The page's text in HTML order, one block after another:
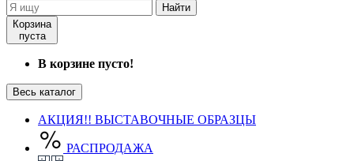
Найти
Корзина
пуста
В корзине пусто!
Весь каталог
АКЦИЯ!! ВЫСТАВОЧНЫЕ ОБРАЗЦЫ
РАСПРОДАЖА